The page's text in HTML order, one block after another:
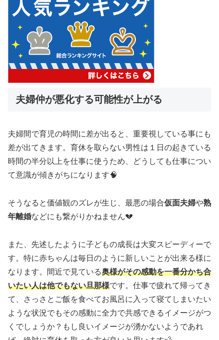
夫婦仲が悪化する可能性が上がる
夫婦間で育児の時間に差が出ると、重要視している事にも
差が出てきます。育休を取らない男性は１日の起きている
時間の半分以上を仕事に使うため、どうしても仕事につい
て意識が傾きがちになります🧠
そうなると価値観のズレが生じ、最悪の場合仮面夫婦や熟
年離婚などにも繋がりかねません💔
また、先述したように子どもの成長は大変スピーディーで
す。特に赤ちゃんは毎日のように新しいことが出来る様に
なります。間近で見ている奥様がその感動を一番分かち合
いたい人は他でもない旦那様です。仕事で疲れて帰ってき
て、さっさとご飯を食べてお風呂に入って寝てしまいたい
ような状況でもその感動に全力で共感できるイメージがつ
くでしょうか？もし良いイメージが湧かないようであれ